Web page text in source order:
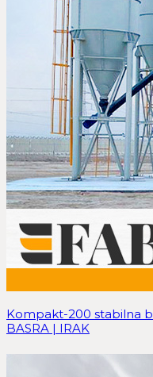
Kompakt-200 stabilna
BASRA | IRAK